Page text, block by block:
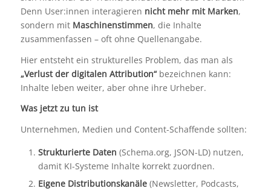
Denn User:innen interagieren nicht mehr mit Marken,
sondern mit Maschinenstimmen, die Inhalte
zusammenfassen – oft ohne Quellenangabe.
Hier entsteht ein strukturelles Problem, das man als
„Verlust der digitalen Attribution“bezeichnen kann:
Inhalte leben weiter, aber ohne ihre Urheber.
Was jetzt zu tun ist
Unternehmen, Medien und Content-Schaffende sollten:
Strukturierte Daten (Schema.org, JSON-LD) nutzen,
damit KI-Systeme Inhalte korrekt zuordnen.
Eigene Distributionskanäle(Newsletter, Podcasts,